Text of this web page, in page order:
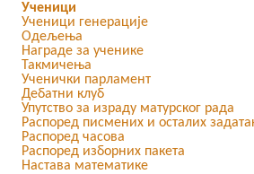
Ученици
Ученици генерације
Одељења
Награде за ученике
Такмичења
Ученички парламент
Дебатни клуб
Упутство за израду матурског рада
Распоред писмених и осталих
Распоред часова
Распоред изборних пакета
Настава математике